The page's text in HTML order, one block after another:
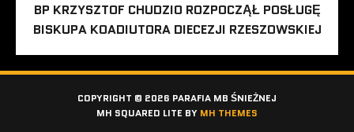
BP KRZYSZTOF CHUDZIO ROZPOCZĄŁ POSŁUGĘ
BISKUPA KOADIUTORA DIECEZJI RZESZOWSKIEJ
COPYRIGHT © 2026 PARAFIA MB ŚNIEŻNEJ
MH SQUARED LITE BY MH THEMES